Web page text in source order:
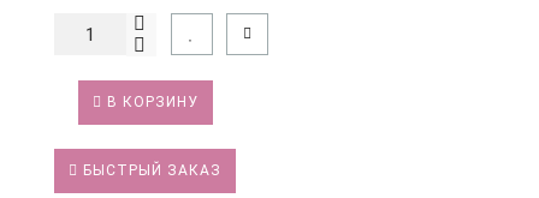
В КОРЗИНУ
БЫСТРЫЙ ЗАКАЗ